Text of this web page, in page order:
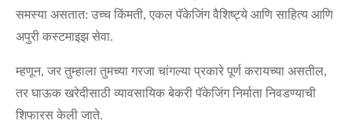
समस्या असतात: उच्च किंमती, एकल पॅकेजिंग वैशिष्ट्ये आणि साहित्य आणि
अपुरी कस्टमाइझ सेवा.
म्हणून, जर तुम्हाला तुमच्या गरजा चांगल्या प्रकारे पूर्ण करायच्या असतील,
तर घाऊक खरेदीसाठी व्यावसायिक बेकरी पॅकेजिंग निर्माता निवडण्याची
शिफारस केली जाते.